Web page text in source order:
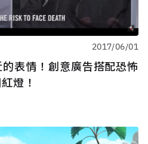
2017/06/01
的表情！創意廣告搭配恐怖
燈！